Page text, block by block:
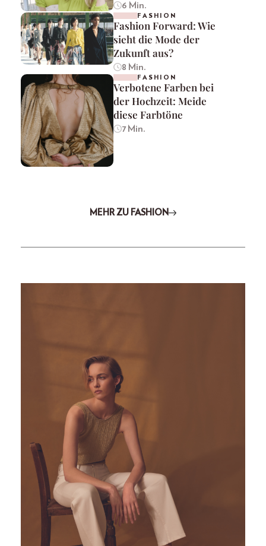
6 Min.
FASHION
Fashion Forward: Wie
sieht die Mode der
Zukunft aus?
8 Min.
FASHION
Verbotene Farben bei
der Hochzeit: Meide
diese Farbtöne
7 Min.
MEHR ZU FASHION